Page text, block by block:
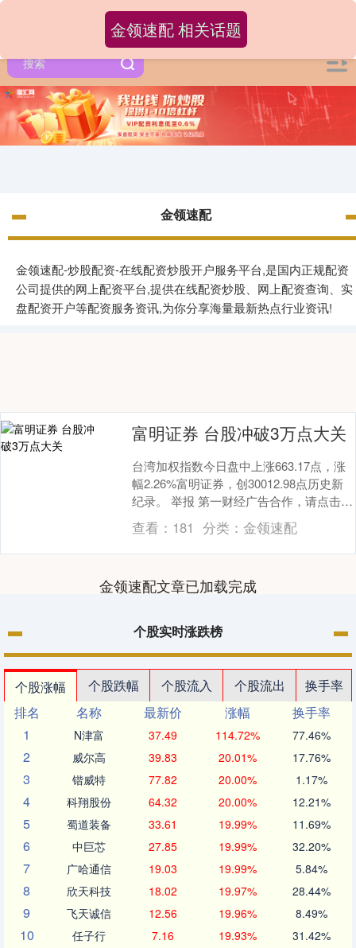
金领速配
金领速配-炒股配资-在线配资炒股开户服务平台,是国内正规配资
公司提供的网上配资平台,提供在线配资炒股、网上配资查询、实
盘配资开户等配资服务资讯,为你分享海量最新热点行业资讯!
金领速配 相关话题
富明证券 台股冲破3万点大关
台湾加权指数今日盘中上涨663.17点，涨
幅2.26%富明证券，创30012.98点历史新
纪录。 举报 第一财经广告合作，请点击这
里此内容为第一财经原创，著作权....
查看： 181 分类： 金领速配
金领速配文章已加载完成
个股实时涨跌榜
个股涨幅 个股跌幅 个股流入 个股流出
换手率
排名
名称 最新价 涨幅
换手率
1
N津富 37.49 114.72% 77.46%
2 威尔高 39.83 20.01% 17.76%
3 锴威特 77.82 20.00% 1.17%
4 科翔股份 64.32 20.00% 12.21%
5 蜀道装备 33.61 19.99% 11.69%
6 中巨芯 27.85 19.99% 32.20%
7 广哈通信 19.03 19.99% 5.84%
8 欣天科技 18.02 19.97% 28.44%
9 飞天诚信 12.56 19.96% 8.49%
10 任子行 7.16 19.93% 31.42%